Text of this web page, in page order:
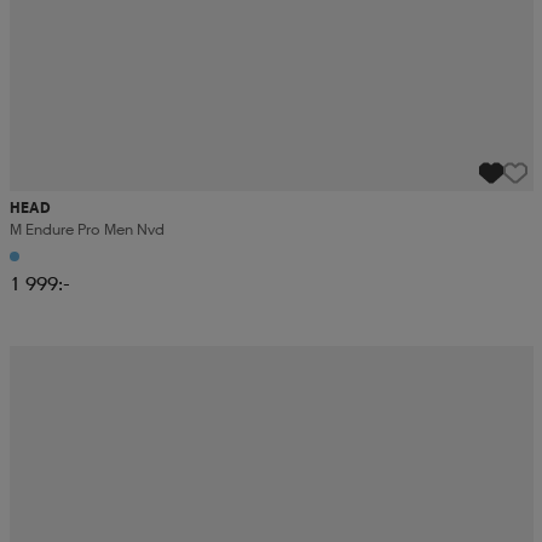
HEAD
M Endure Pro Men Nvd
1 999:-